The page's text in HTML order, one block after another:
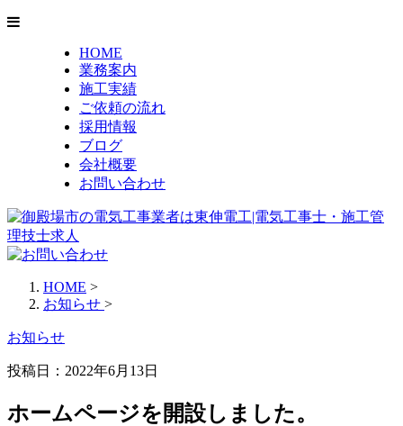
HOME
業務案内
施工実績
ご依頼の流れ
採用情報
ブログ
会社概要
お問い合わせ
HOME >
お知らせ >
お知らせ
投稿日：2022年6月13日
ホームページを開設しました。